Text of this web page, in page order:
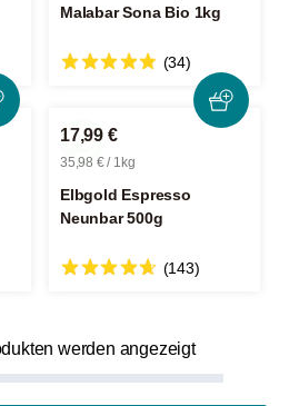
Malabar Sona Bio 1kg
(34)
17,99 €
35,98 € / 1kg
Elbgold Espresso
Neunbar 500g
(143)
werden angezeigt